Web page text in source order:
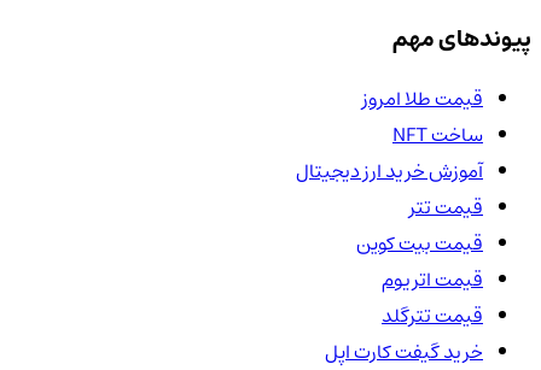
پیوندهای مهم
قیمت طلا امروز
ساخت NFT
آموزش خرید ارز دیجیتال
قیمت تتر
قیمت بیت کوین
قیمت اتریوم
قیمت تترگلد
خرید گیفت کارت اپل